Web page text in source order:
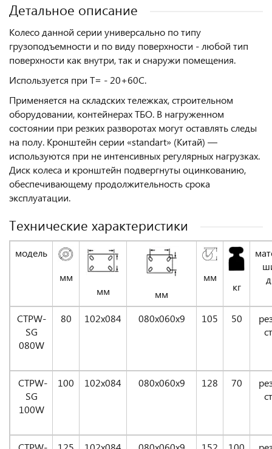
Детальное описание
Колесо данной серии универсально по типу
грузоподъемности и по виду поверхности - любой тип
поверхности как внутри, так и снаружи помещения.
Используется при Т= - 20+60С.
Применяется на складских тележках, строительном
оборудовании, контейнерах ТБО. В нагруженном
состоянии при резких разворотах могут оставлять следы
на полу. Кронштейн серии «standart» (Китай) —
используются при не интенсивных регулярных нагрузках.
Диск колеса и кронштейн подвергнуты оцинкованию,
обеспечивающему продолжительность срока
эксплуатации.
Технические характеристики
модель
мм
мм
мм
мм
кг
CTPW-
SG
080W
80 102х084 080x060x9 105 50
CTPW-
SG
100W
100 102х084 080x060x9 128 70